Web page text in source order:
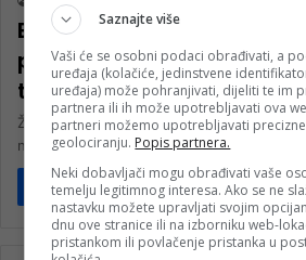
Ekstremne vrućine u BiH
probleme: Šine se
toplote
Željeznički saobraćaj od poslije podne je u
na relacijama Banja Luka – Prijedor i Doboj
Pročitaj više
Saznajte više
Vaši će se osobni podaci obrađivati, a
uređaja (kolačiće, jedinstvene
uređaja) može pohranjivati, dijeliti te im
partnera ili ih može upotrebljavati ova
partneri možemo upotrebljavati
geolociranju. Popis partnera.
Neki dobavljači mogu obrađivati vaše
temelju legitimnog interesa. Ako se ne
nastavku možete upravljati svojim
dnu ove stranice ili na izborniku web-
pristankom ili povlačenje pristanka u